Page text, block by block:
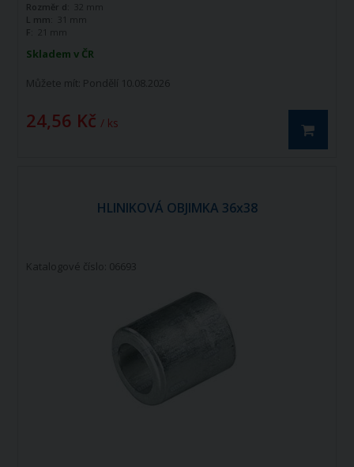
Skladem v ČR
Můžete mít: Pondělí 10.08.2026
24,56 Kč / ks
Rozměr d:
32 mm
L mm:
31 mm
F:
21 mm
HLINIKOVÁ OBJIMKA 36x38
Katalogové číslo: 06693